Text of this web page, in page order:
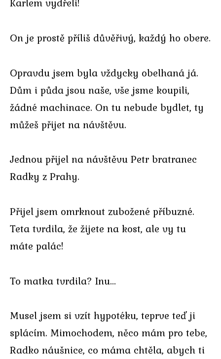
On je prostě příliš důvěřivý, každý ho obere.
Opravdu jsem byla vždycky obelhaná já.
Dům i půda jsou naše, vše jsme koupili,
žádné machinace. On tu nebude bydlet, ty
můžeš přijet na návštěvu.
Jednou přijel na návštěvu Petr bratranec
Radky z Prahy.
Přijel jsem omrknout zubožené příbuzné.
Teta tvrdila, že žijete na kost, ale vy tu
máte palác!
To matka tvrdila? Inu…
Musel jsem si vzít hypotéku, teprve teď ji
splácím. Mimochodem, něco mám pro tebe,
Radko náušnice, co máma chtěla, abych ti